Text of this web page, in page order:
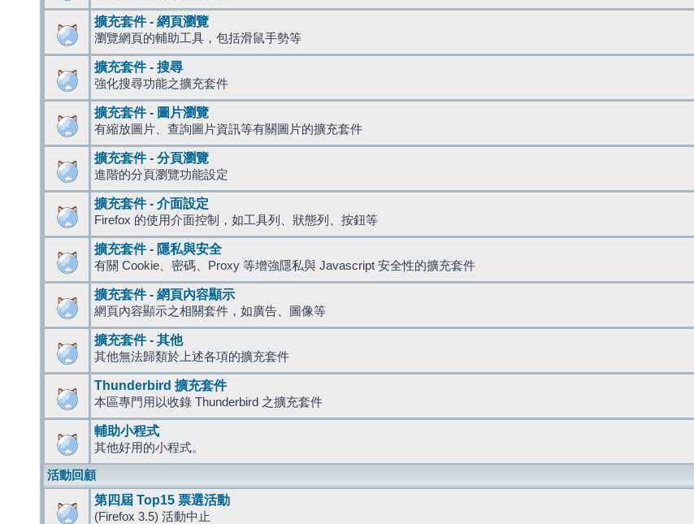
擴充套件 - 網頁瀏覽
瀏覽網頁的輔助工具，包括滑鼠手勢等
擴充套件 - 搜尋
強化搜尋功能之擴充套件
擴充套件 - 圖片瀏覽
有縮放圖片、查詢圖片資訊等有關圖片的擴充套件
擴充套件 - 分頁瀏覽
進階的分頁瀏覽功能設定
擴充套件 - 介面設定
Firefox 的使用介面控制，如工具列、狀態列、按鈕等
擴充套件 - 隱私與安全
有關 Cookie、密碼、Proxy 等增強隱私與 Javascript 安全性的擴充套件
擴充套件 - 網頁內容顯示
網頁內容顯示之相關套件，如廣告、圖像等
擴充套件 - 其他
其他無法歸類於上述各項的擴充套件
Thunderbird 擴充套件
本區專門用以收錄 Thunderbird 之擴充套件
輔助小程式
其他好用的小程式。
活動回顧
第四屆 Top15 票選活動
(Firefox 3.5) 活動中止